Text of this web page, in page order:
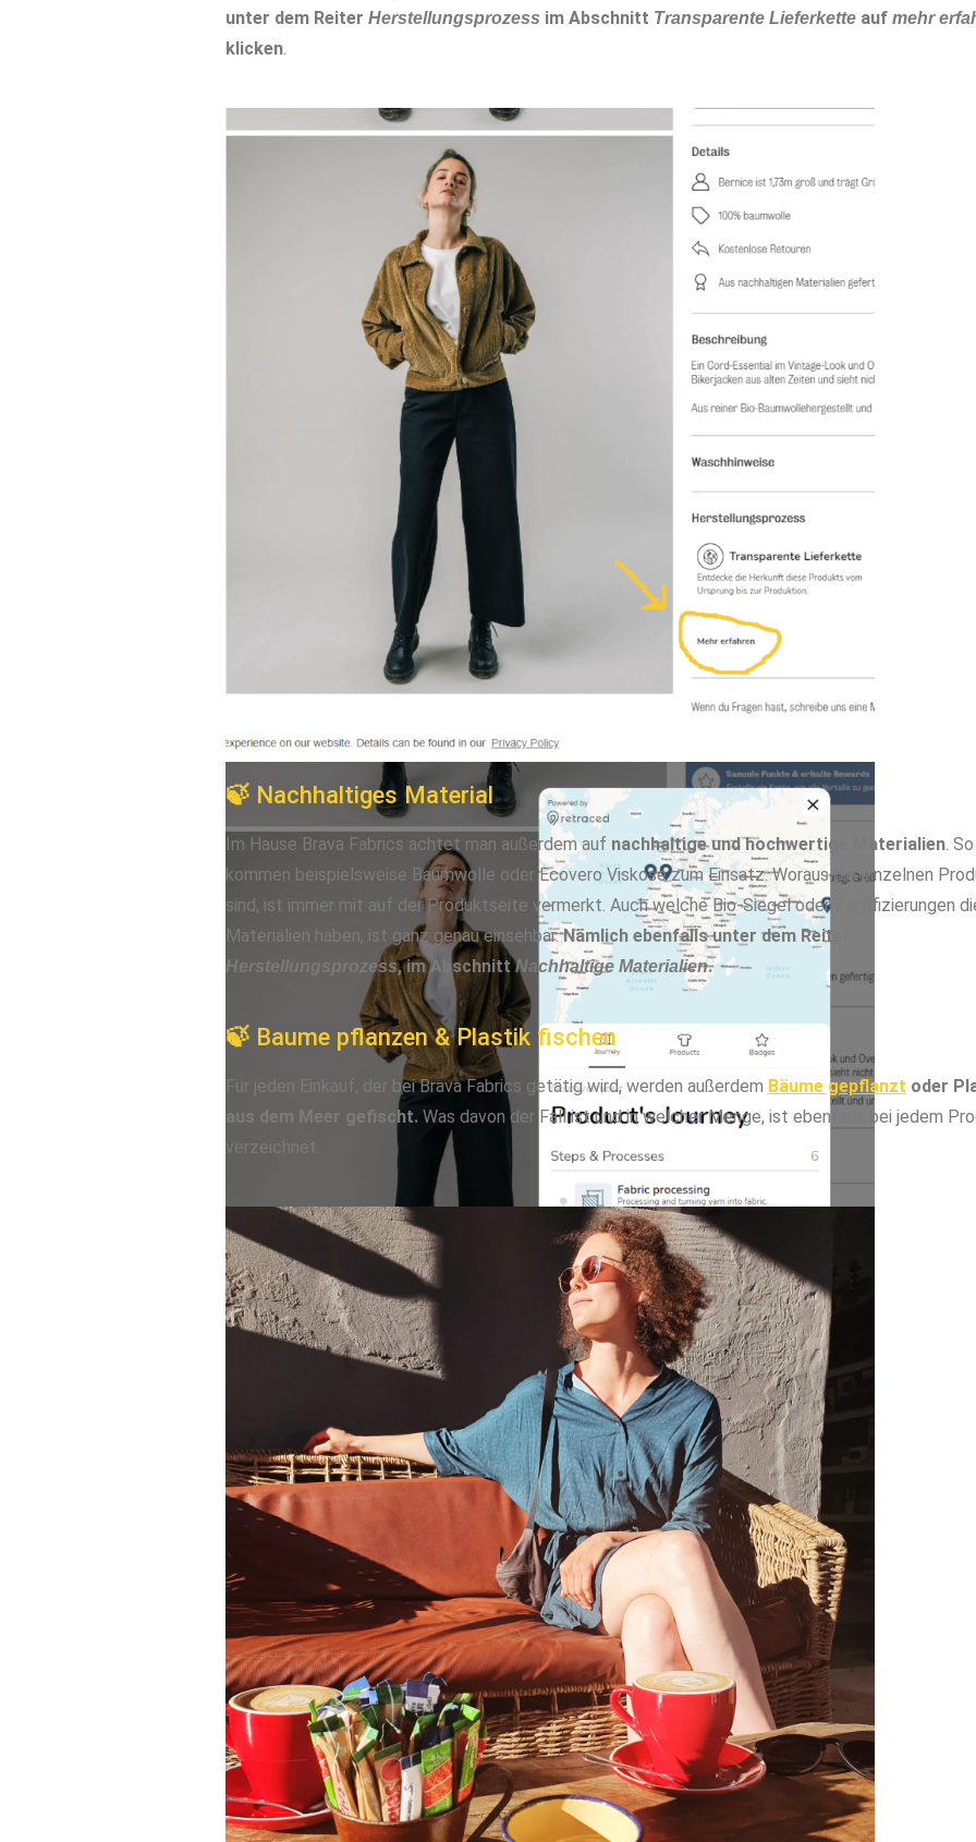
unter dem Reiter Herstellungsprozess im Abschnitt Transparente Lieferketteauf mehr
klicken.
🍃 Nachhaltiges Material
Im Hause Brava Fabrics achtet man außerdem auf nachhaltige und hochwertige Materialien. So
kommen beispielsweise Baumwolle oder Ecovero Viskose zum Einsatz. Woraus die einzelnen
sind, ist immer mit auf der Produktseite vermerkt. Auch welche Bio-Siegel oder Zertifizierungen
Materialien haben, ist ganz genau einsehbar.Nämlich ebenfalls unter dem Reiter
Herstellungsprozess, im AbschnittNachhaltige Materialien.
🍃 Baume pflanzen & Plastik fischen
Für jeden Einkauf, der bei Brava Fabrics getätig wird, werden außerdem Bäume gepflanzt oder
aus dem Meer gefischt.Was davon der Fall ist und in welcher Menge, ist ebenfalls bei jedem
verzeichnet.